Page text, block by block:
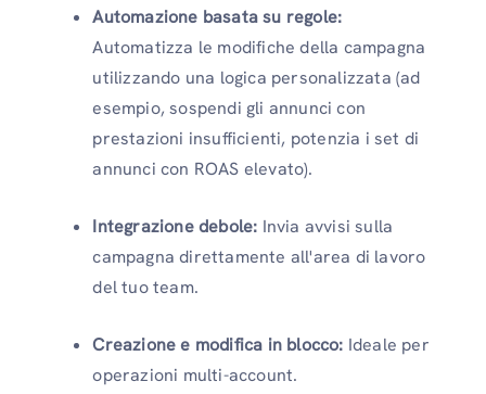
Automazione basata su regole:
Automatizza le modifiche della campagna
utilizzando una logica personalizzata (ad
esempio, sospendi gli annunci con
prestazioni insufficienti, potenzia i set di
annunci con ROAS elevato).
Integrazione debole: Invia avvisi sulla
campagna direttamente all'area di lavoro
del tuo team.
Creazione e modifica in blocco: Ideale per
operazioni multi-account.